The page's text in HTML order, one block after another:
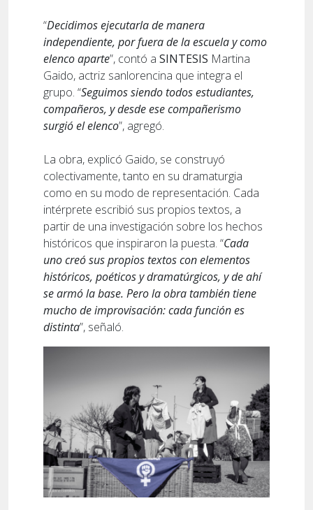
“Decidimos ejecutarla de manera
independiente, por fuera de la escuela y como
elenco aparte”, contó a SINTESIS Martina
Gaido, actriz sanlorencina que integra el
grupo. “Seguimos siendo todos estudiantes,
compañeros, y desde ese compañerismo
surgió el elenco”, agregó.
La obra, explicó Gaido, se construyó
colectivamente, tanto en su dramaturgia
como en su modo de representación. Cada
intérprete escribió sus propios textos, a
partir de una investigación sobre los hechos
históricos que inspiraron la puesta. “Cada
uno creó sus propios textos con elementos
históricos, poéticos y dramatúrgicos, y de ahí
se armó la base. Pero la obra también tiene
mucho de improvisación: cada función es
distinta”, señaló.